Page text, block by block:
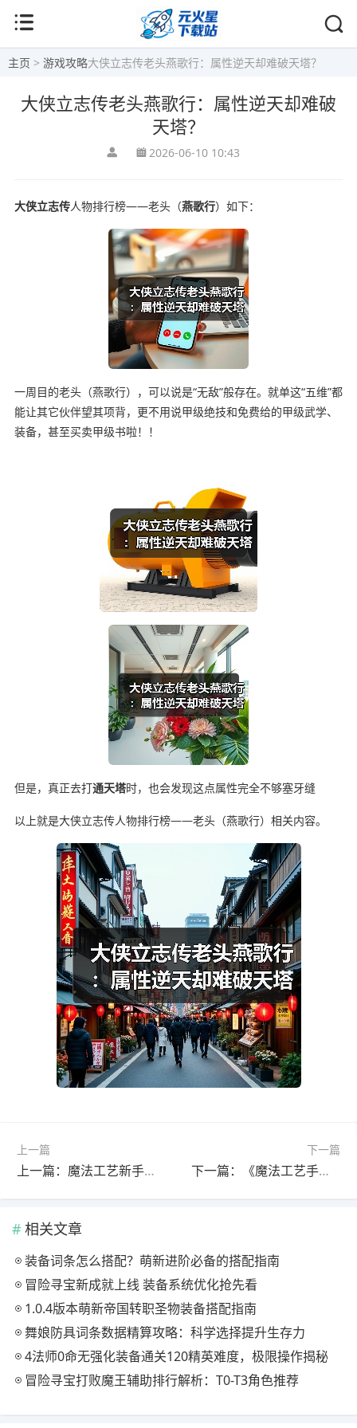
主页 > 游戏攻略大侠立志传老头燕歌行：属性逆天却难破天塔？
大侠立志传老头燕歌行：属性逆天却难破
天塔？
2026-06-10 10:43
大侠立志传人物排行榜——老头（燕歌行）如下：
一周目的老头（燕歌行），可以说是“无敌”般存在。就单这“五维”都
能让其它伙伴望其项背，更不用说甲级绝技和免费给的甲级武学、
装备，甚至买卖甲级书啦！！
但是，真正去打通天塔时，也会发现这点属性完全不够塞牙缝
以上就是大侠立志传人物排行榜——老头（燕歌行）相关内容。
上一篇
上一篇：魔法工艺新手必看！一文掌握法术编程技巧，轻松通关秘籍大公开
下一篇
下一篇：《魔法工艺手游》九套套装怎么选？全解析！
相关文章
装备词条怎么搭配？萌新进阶必备的搭配指南
冒险寻宝新成就上线 装备系统优化抢先看
1.0.4版本萌新帝国转职圣物装备搭配指南
舞娘防具词条数据精算攻略：科学选择提升生存力
4法师0命无强化装备通关120精英难度，极限操作揭秘
冒险寻宝打败魔王辅助排行解析：T0-T3角色推荐